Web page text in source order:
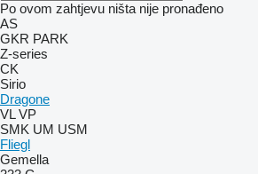
Po ovom zahtjevu ništa nije pronađeno
AS
GKR PARK
Z-series
CK
Sirio
Dragone
VL VP
SMK UM USM
Fliegl
Gemella